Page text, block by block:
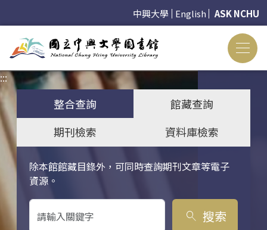
中興大學 English ASK NCHU
:::
整合查詢
館藏查詢
期刊檢索
資料庫檢索
除本館館藏目錄外，可同時查詢期刊文章等電子
資源。
關鍵字搜尋
search 搜索